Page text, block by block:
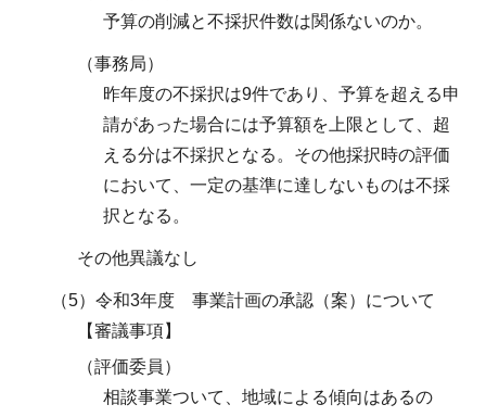
予算の削減と不採択件数は関係ないのか。
（事務局）
昨年度の不採択は9件であり、予算を超える申
請があった場合には予算額を上限として、超
える分は不採択となる。その他採択時の評価
において、一定の基準に達しないものは不採
択となる。
その他異議なし
（5）令和3年度 事業計画の承認（案）について
【審議事項】
（評価委員）
相談事業ついて、地域による傾向はあるの